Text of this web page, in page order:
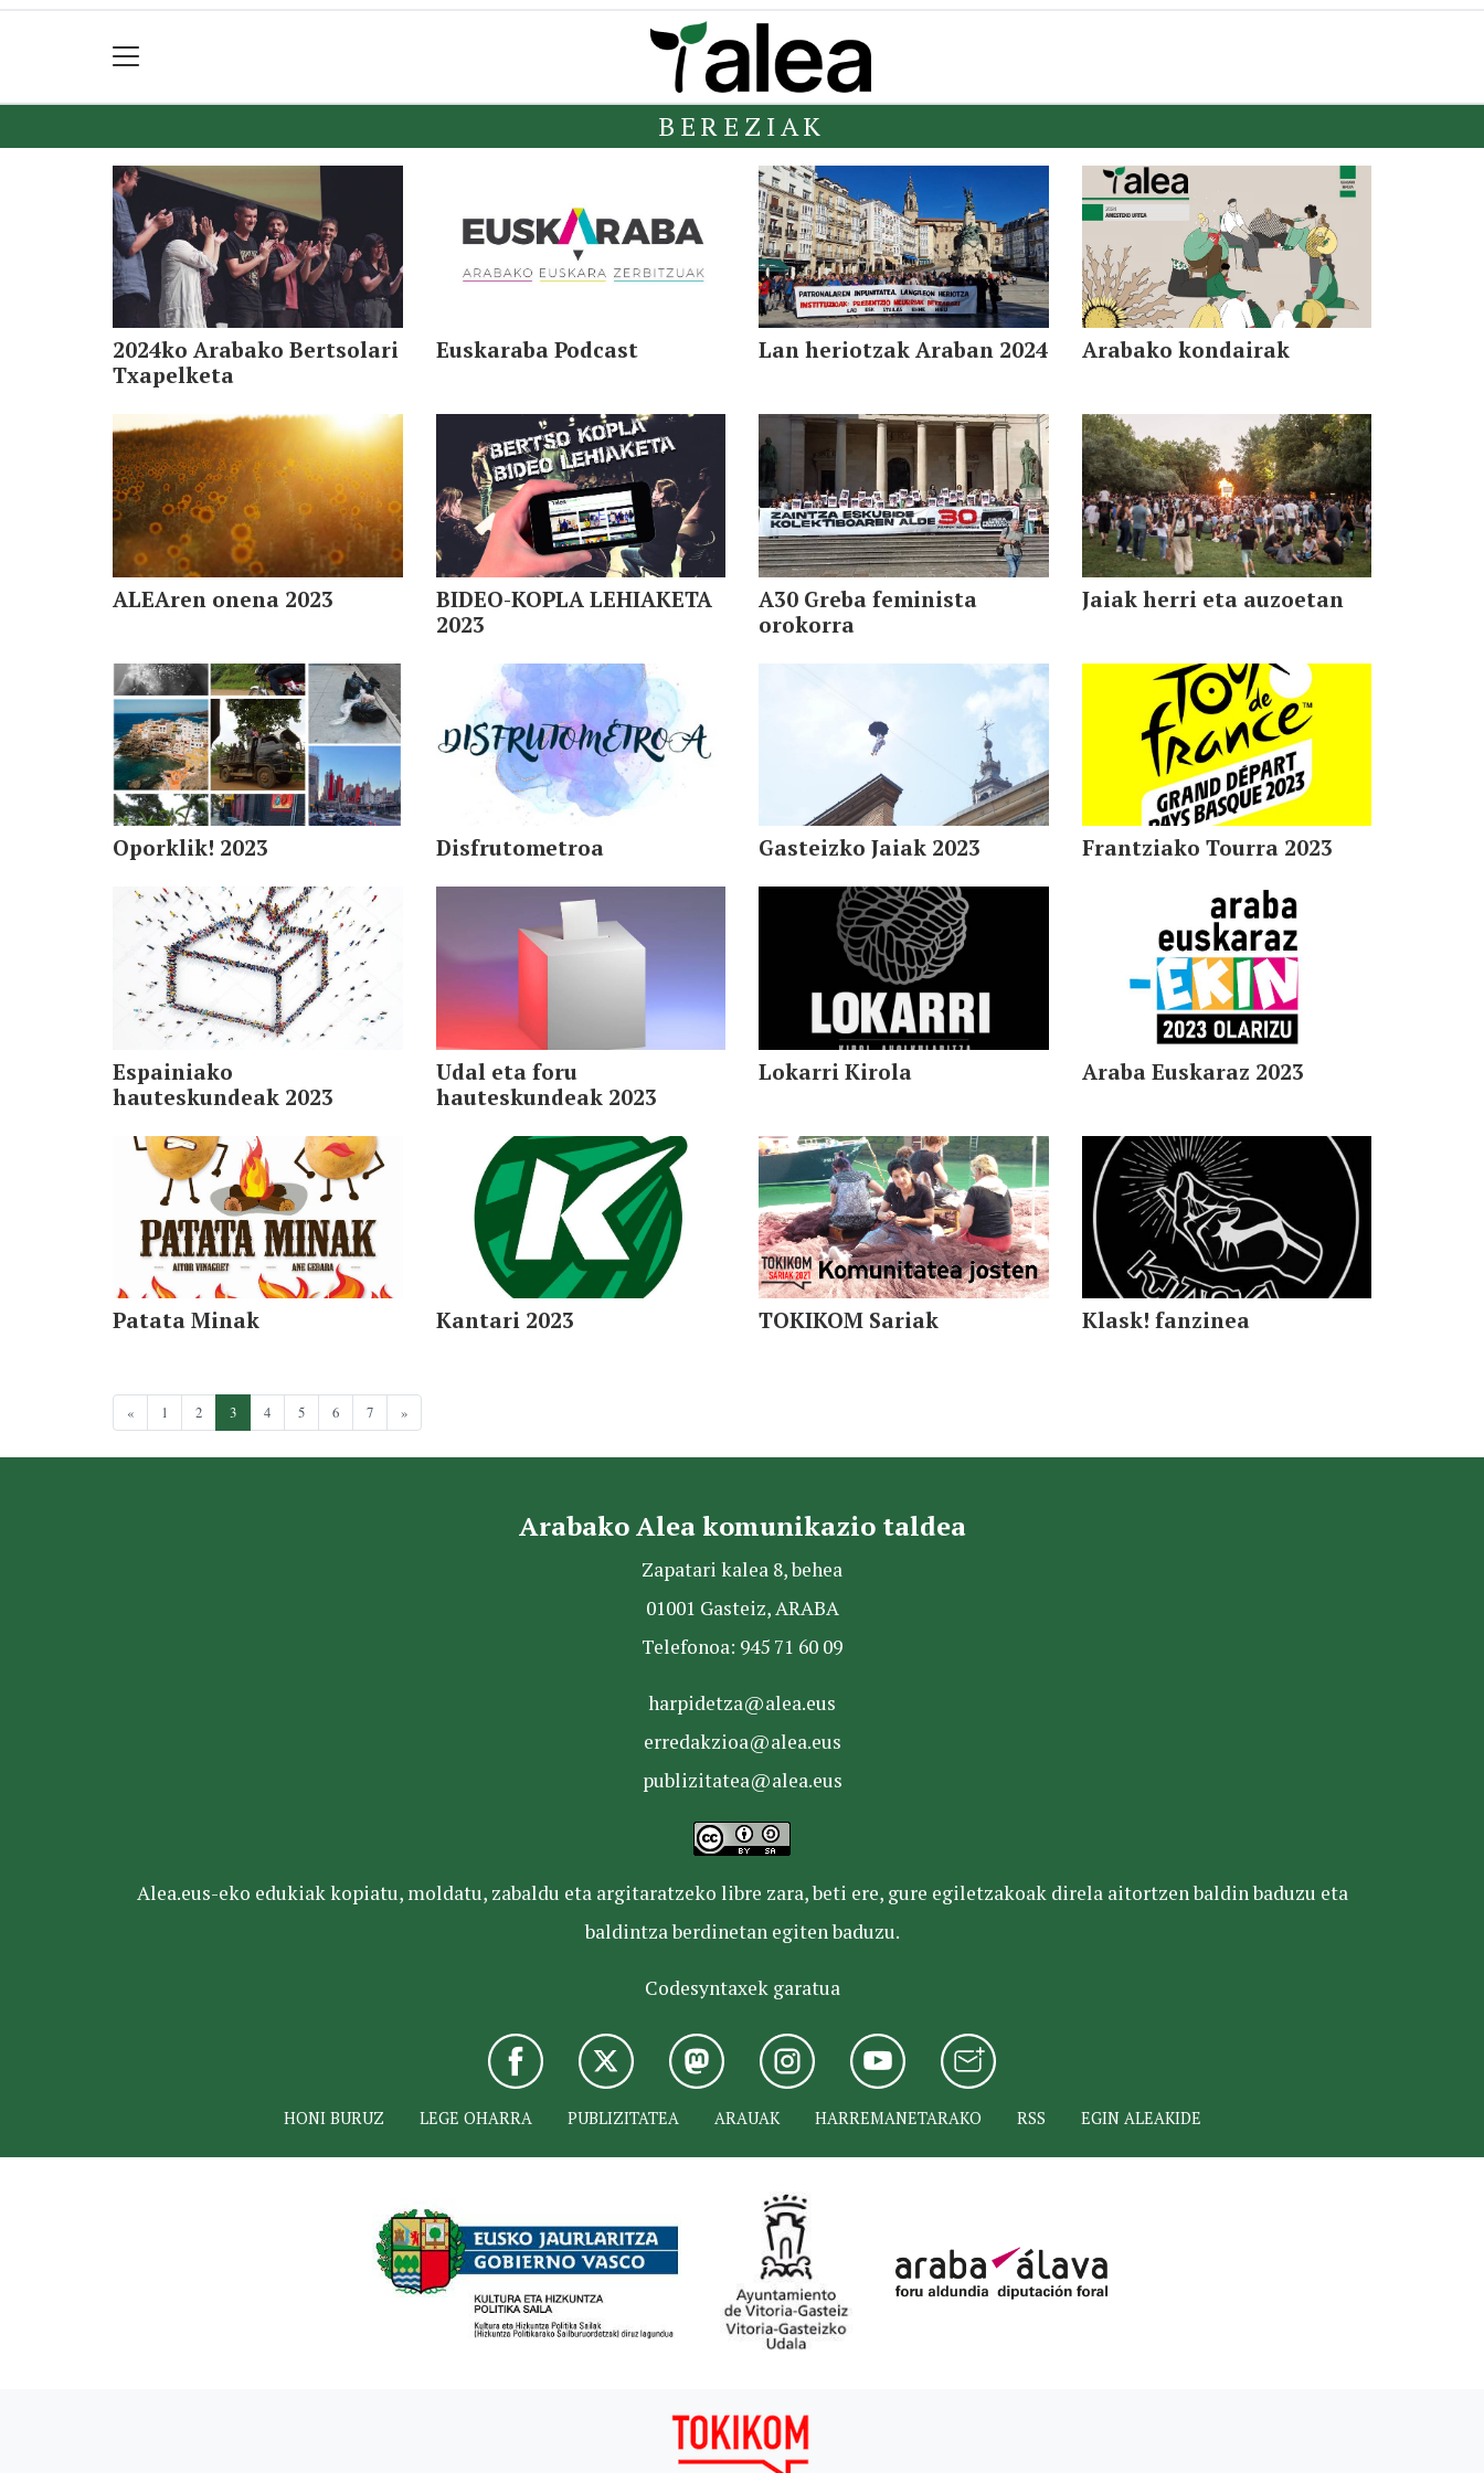
BEREZIAK
2024ko Arabako Bertsolari
Txapelketa
Euskaraba Podcast Lan heriotzak Araban 2024 Arabako kondairak
ALEAren onena 2023
BIDEO-KOPLA LEHIAKETA
2023
A30 Greba feminista
orokorra
Jaiak herri eta auzoetan
Oporklik! 2023 Disfrutometroa Gasteizko Jaiak 2023 Frantziako Tourra 2023
Espainiako
hauteskundeak 2023
Udal eta foru
hauteskundeak 2023
Lokarri Kirola Araba Euskaraz 2023
Patata Minak Kantari 2023 TOKIKOM Sariak Klask! fanzinea
« 1 2 3 4 5 6 7 »
Arabako Alea komunikazio taldea
Zapatari kalea 8, behea
01001 Gasteiz, ARABA
Telefonoa: 945 71 60 09
harpidetza@alea.eus
erredakzioa@alea.eus
publizitatea@alea.eus
Alea.eus-eko edukiak kopiatu, moldatu, zabaldu eta argitaratzeko libre zara, beti ere, gure egiletzakoak direla aitortzen baldin baduzu eta
baldintza berdinetan egiten baduzu.
Codesyntaxek garatua
HONI BURUZ LEGE OHARRA PUBLIZITATEA ARAUAK HARREMANETARAKO RSS EGIN ALEAKIDE